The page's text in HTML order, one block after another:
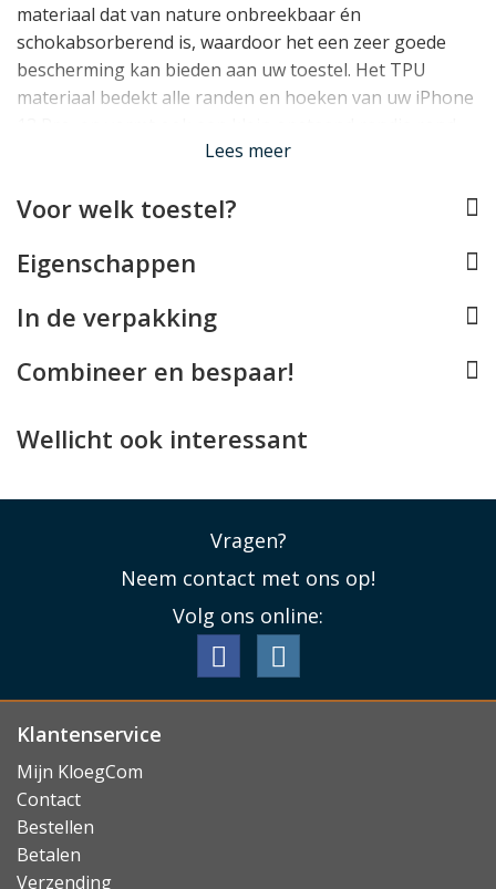
materiaal dat van nature onbreekbaar én
schokabsorberend is, waardoor het een zeer goede
bescherming kan bieden aan uw toestel. Het TPU
materiaal bedekt alle randen en hoeken van uw iPhone
Perfect op maat
iPhone 13 Pro en past daarom als gegoten. Alle
aansluiting blijft vrij en de camera's kunnen hun werk
embleem achterop niet compatible met draadloos
Lees minder
Lees meer
Voor welk toestel?
Eigenschappen
In de verpakking
Combineer en bespaar!
Wellicht ook interessant
Vragen?
Neem contact met ons op!
Volg ons online:
Klantenservice
Mijn KloegCom
Contact
Bestellen
Betalen
Verzending